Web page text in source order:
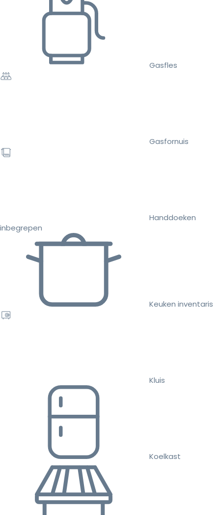
Gasfles
Gasfornuis
Handdoeken
inbegrepen
Keuken inventaris
Kluis
Koelkast